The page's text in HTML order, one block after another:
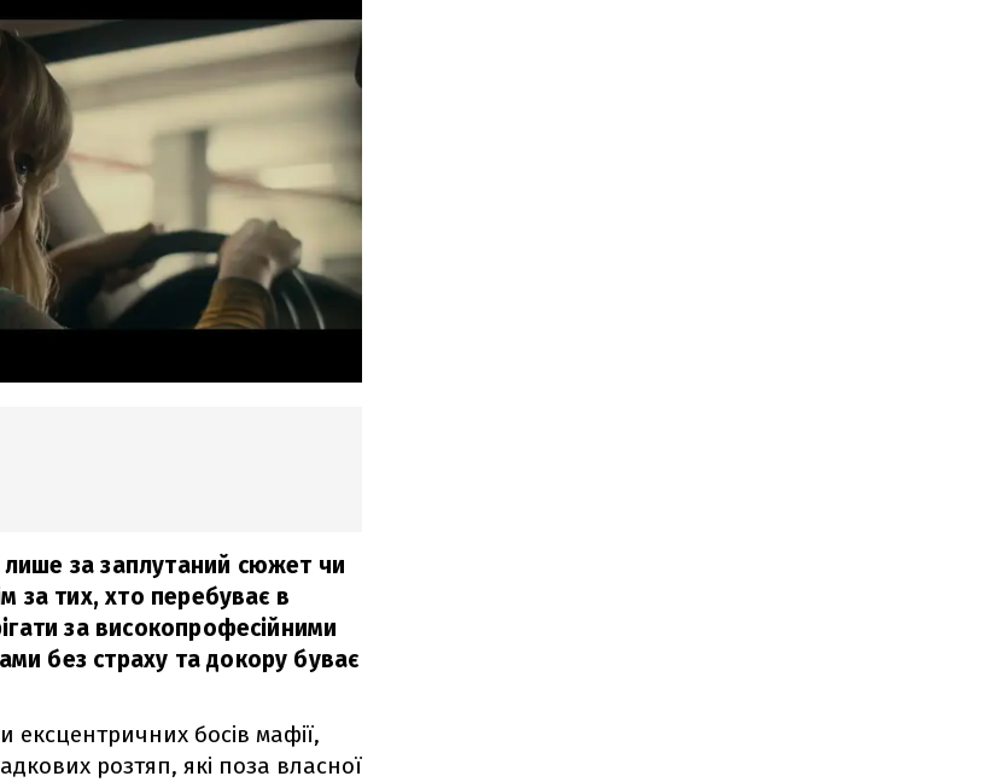
за заплутаний сюжет чи
за тих, хто перебуває в
за високопрофесійними
без страху та докору буває
ексцентричних босів мафії,
розтяп, які поза власної